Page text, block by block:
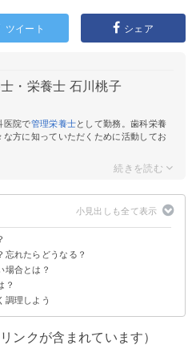
ツイート シェア
・栄養士 石川桃子
医院で管理栄養士として勤務。歯科栄養
な方に知っていただくために活動してお
忘れたらどうなる？
場合とは？
場合
種の場合
る場合
？
調理しよう
ンクが含まれています）